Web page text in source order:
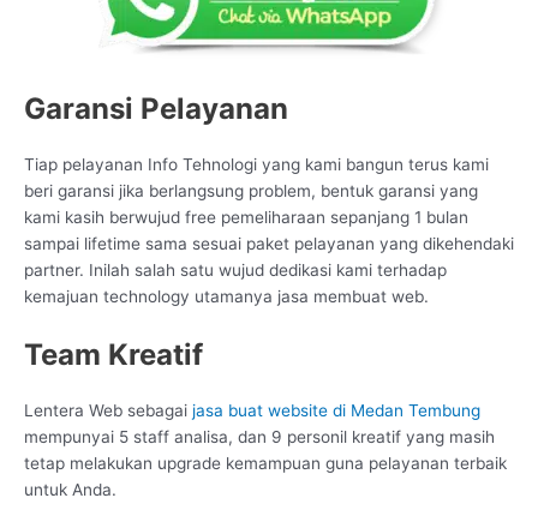
Garansi Pelayanan
Tiap pelayanan Info Tehnologi yang kami bangun terus kami
beri garansi jika berlangsung problem, bentuk garansi yang
kami kasih berwujud free pemeliharaan sepanjang 1 bulan
sampai lifetime sama sesuai paket pelayanan yang dikehendaki
partner. Inilah salah satu wujud dedikasi kami terhadap
kemajuan technology utamanya jasa membuat web.
Team Kreatif
Lentera Web sebagai jasa buat website di Medan Tembung
mempunyai 5 staff analisa, dan 9 personil kreatif yang masih
tetap melakukan upgrade kemampuan guna pelayanan terbaik
untuk Anda.